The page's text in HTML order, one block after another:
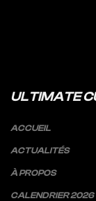
ULTIMATE
ACCUEIL
ACTUALITÉS
À PROPOS
CALENDRIER 2026